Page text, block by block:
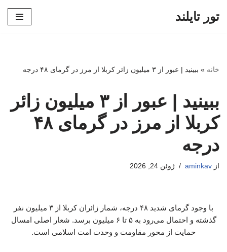
تور تایلند
خانه » ببینید | عبور از ۳ میلیون زائر کربلا از مرز در گرمای ۴۸ درجه
ببینید | عبور از ۳ میلیون زائر
کربلا از مرز در گرمای ۴۸
درجه
از aminkav ژوئن 24, 2026
با وجود گرمای شدید ۴۸ درجه، شمار زائران کربلا از ۳ میلیون نفر
گذشته و احتمال می‌رود به ۵ تا ۶ میلیون برسد. شعار اصلی امسال
حمایت از محور مقاومت و وحدت امت اسلامی است.